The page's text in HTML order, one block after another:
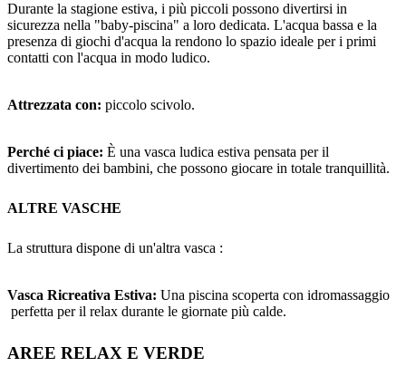
Durante la stagione estiva, i più piccoli possono divertirsi in
sicurezza nella "baby-piscina" a loro dedicata. L'acqua bassa e la
presenza di giochi d'acqua la rendono lo spazio ideale per i primi
contatti con l'acqua in modo ludico.
Attrezzata con: piccolo scivolo.
Perché ci piace: È una vasca ludica estiva pensata per il
divertimento dei bambini, che possono giocare in totale tranquillità.
ALTRE VASCHE
La struttura dispone di un'altra vasca :
Vasca Ricreativa Estiva: Una piscina scoperta con idromassaggio
perfetta per il relax durante le giornate più calde.
AREE RELAX E VERDE